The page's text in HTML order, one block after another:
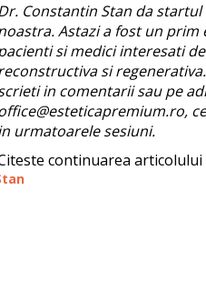
Constantin Stan da
Astazi a fost un
si medici interesati
si
in comentarii sau pe
urmatoarele sesiuni.
continuarea articolului